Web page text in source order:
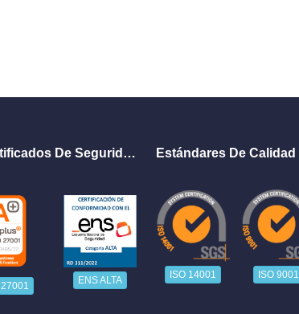
Certificados De Seguridad
27001
ENS ALTA
Estándares De Calidad
ISO 14001 ISO 9001